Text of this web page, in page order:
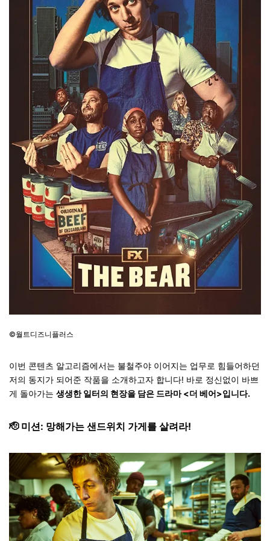
©월트디즈니플러스
이번 콘텐츠 알고리즘에서는 불철주야 이어지는 업무로 힘들어하던
저의 동지가 되어준 작품을 소개하고자 합니다! 바로 정신없이 바쁘
게 돌아가는 생생한 일터의 현장을 담은 드라마 <더 베어>입니다.
🫡 미션: 망해가는 샌드위치 가게를 살려라!